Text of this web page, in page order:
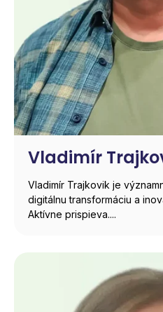
Vladimír
Vladimír Trajkovik je
digitálnu transformáciu a
Aktívne prispieva....